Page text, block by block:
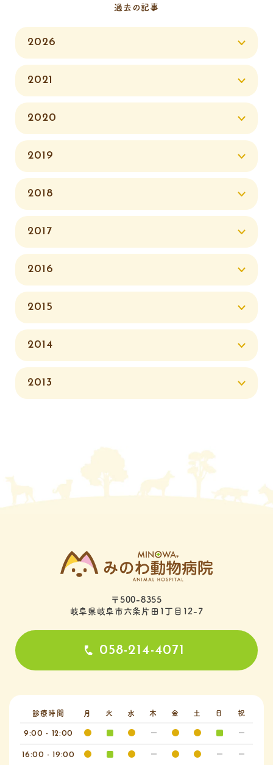
過去の記事
2026
2021
2020
2019
2018
2017
2016
2015
2014
2013
〒500-8355
岐阜県岐阜市六条片田1丁目12-7
058-214-4071
診療時間 月 火 水 木 金 土 日 祝
9:00 - 12:00
16:00 - 19:00